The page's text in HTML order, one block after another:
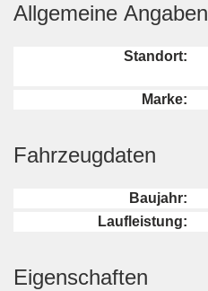
Allgemeine Angaben
Standort:
Marke:
Fahrzeugdaten
Baujahr:
Laufleistung:
Eigenschaften